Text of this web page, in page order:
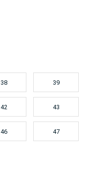
38 39
42 43
46 47